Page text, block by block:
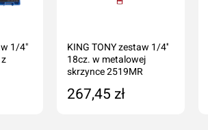
1/4"
KING TONY zestaw 1/4''
18cz. w metalowej
skrzynce 2519MR
267,45 zł